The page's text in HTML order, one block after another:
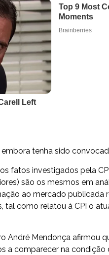
tenha sido
fatos investigados pela
são os mesmos em
ao mercado
tal como relatou à CPI o
André Mendonça afirmou
a comparecer na